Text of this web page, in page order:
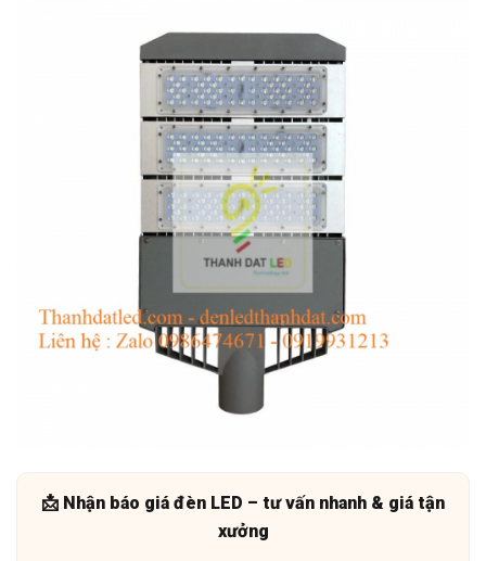
📩 Nhận báo giá đèn LED – tư vấn nhanh & giá tận
xưởng